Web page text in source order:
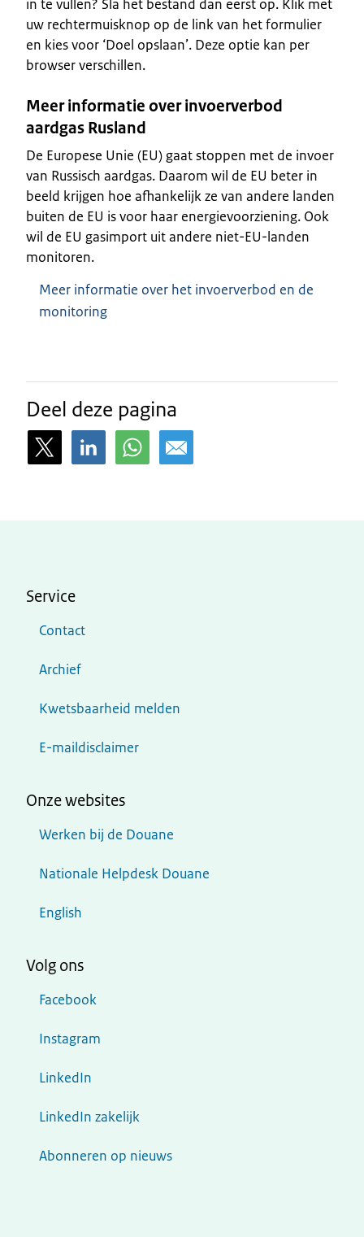
in te vullen? Sla het bestand dan eerst op. Klik met
uw rechtermuisknop op de link van het formulier
en kies voor ‘Doel opslaan’. Deze optie kan per
browser verschillen.
Meer informatie over invoerverbod
aardgas Rusland
De Europese Unie (EU) gaat stoppen met de invoer
van Russisch aardgas. Daarom wil de EU beter in
beeld krijgen hoe afhankelijk ze van andere landen
buiten de EU is voor haar energievoorziening. Ook
wil de EU gasimport uit andere niet-EU-landen
monitoren.
Meer informatie over het invoerverbod en de
monitoring
Deel deze pagina
Service
Contact
Archief
Kwetsbaarheid melden
E-maildisclaimer
Onze websites
Werken bij de Douane
Nationale Helpdesk Douane
English
Volg ons
Facebook
Instagram
LinkedIn
LinkedIn zakelijk
Abonneren op nieuws